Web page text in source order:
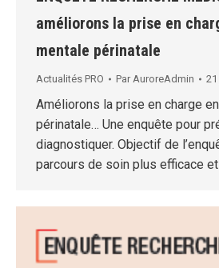
améliorons la prise en
mentale périnatale
Actualités PRO Par AuroreAdmin
Améliorons la prise en charge
périnatale… Une enquête pour
diagnostiquer. Objectif de
parcours de soin plus efficace